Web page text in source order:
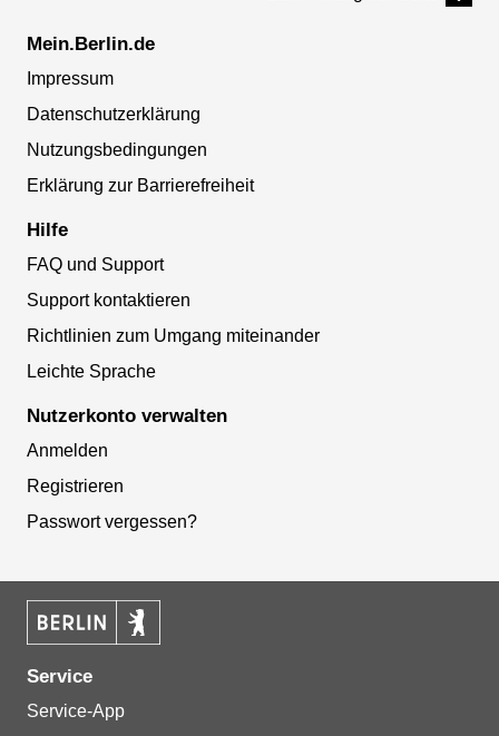
Mein.Berlin.de
Impressum
Datenschutzerklärung
Nutzungsbedingungen
Erklärung zur Barrierefreiheit
Hilfe
FAQ und Support
Support kontaktieren
Richtlinien zum Umgang miteinander
Leichte Sprache
Nutzerkonto verwalten
Anmelden
Registrieren
Passwort vergessen?
Service
Service-App